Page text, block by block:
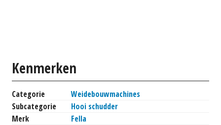
Kenmerken
Categorie
Weidebouwmachines
Subcategorie
Hooi schudder
Merk
Fella